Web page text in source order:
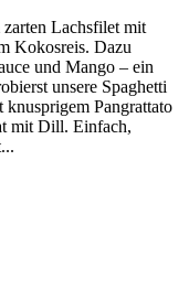
Lachsfilet mit
Kokosreis. Dazu
und Mango – ein
unsere Spaghetti
Pangrattato
mit Dill. Einfach,